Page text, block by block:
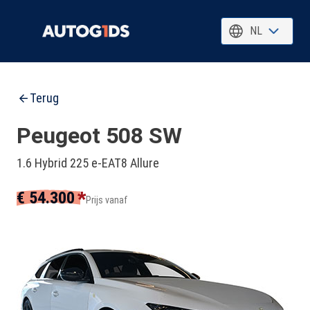
NL
Terug
Peugeot 508 SW
1.6 Hybrid 225 e-EAT8 Allure
€ 54.300*Prijs vanaf